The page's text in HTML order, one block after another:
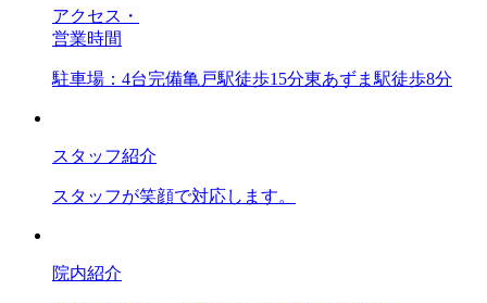
アクセス・
営業時間
駐車場：4台完備亀戸駅徒歩15分東あずま駅徒歩8分
スタッフ紹介
スタッフが笑顔で対応します。
院内紹介